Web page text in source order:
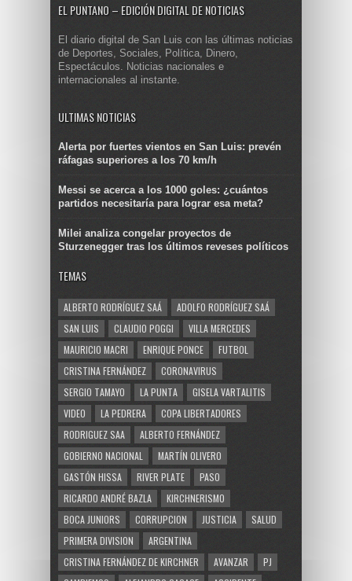
EL PUNTANO – EDICIÓN DIGITAL DE NOTICIAS
El diario digital de San Luis con las últimas noticias
de Deportes, Sociales, Política, Dinero,
Espectáculos. Noticias nacionales e
internacionales al instante.
ULTIMAS NOTICIAS
Alerta por fuertes vientos en San Luis: prevén
ráfagas superiores a los 70 km/h
Messi se acerca a los 1000 goles: ¿cuántos
partidos necesitaría para lograr esa meta?
Milei analiza congelar proyectos de
Sturzenegger tras los últimos reveses políticos
TEMAS
ALBERTO RODRÍGUEZ SAÁ
ADOLFO RODRÍGUEZ SAÁ
SAN LUIS
CLAUDIO POGGI
VILLA MERCEDES
MAURICIO MACRI
ENRIQUE PONCE
FUTBOL
CRISTINA FERNÁNDEZ
CORONAVIRUS
SERGIO TAMAYO
LA PUNTA
GISELA VARTALITIS
VIDEO
LA PEDRERA
COPA LIBERTADORES
RODRIGUEZ SAA
ALBERTO FERNÁNDEZ
GOBIERNO NACIONAL
MARTÍN OLIVERO
GASTÓN HISSA
RIVER PLATE
PASO
RICARDO ANDRÉ BAZLA
KIRCHNERISMO
BOCA JUNIORS
CORRUPCION JUSTICIA
SALUD
PRIMERA DIVISION
ARGENTINA
CRISTINA FERNÁNDEZ DE KIRCHNER
AVANZAR
PJ